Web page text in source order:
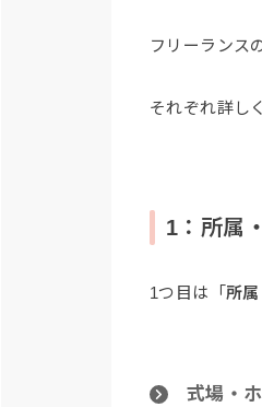
フリーランス
それぞれ詳し
1：所属
1つ目は「 所
式場・